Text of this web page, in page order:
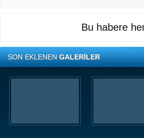
Bu habere
SON EKLENENGALERİLER